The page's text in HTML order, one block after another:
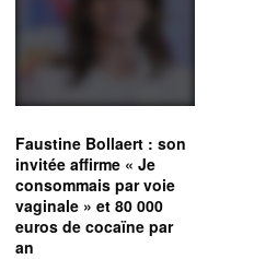
Faustine Bollaert : son
invitée affirme « Je
consommais par voie
vaginale » et 80 000
euros de cocaïne par
an